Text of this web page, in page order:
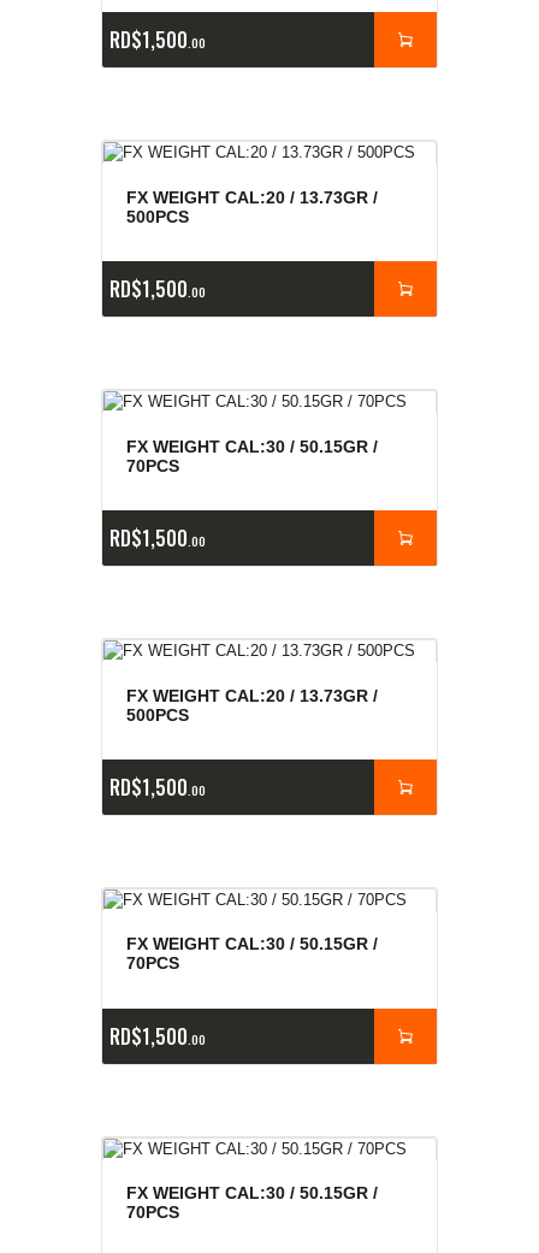
RD$1,500 00
FX WEIGHT CAL:20 / 13.73GR /
500PCS
RD$1,500 00
FX WEIGHT CAL:30 / 50.15GR /
70PCS
RD$1,500 00
FX WEIGHT CAL:20 / 13.73GR /
500PCS
RD$1,500 00
FX WEIGHT CAL:30 / 50.15GR /
70PCS
RD$1,500 00
FX WEIGHT CAL:30 / 50.15GR /
70PCS